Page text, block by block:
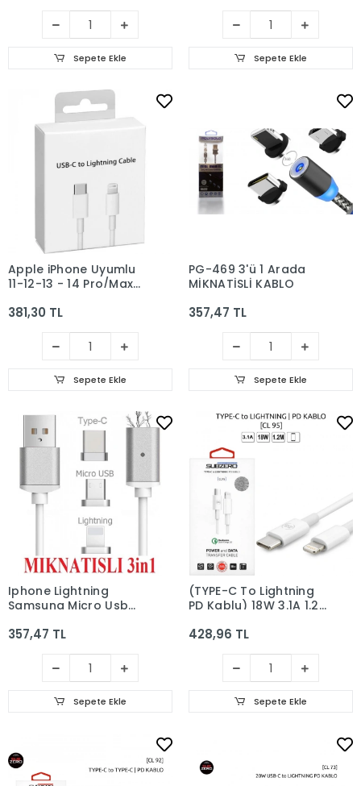
Sepete Ekle Sepete Ekle
Apple iPhone Uyumlu
11-12-13 - 14 Pro/Max
Kablosu USB C
381,30 TL
Sepete Ekle
PG-469 3'ü 1 Arada
MİKNATİSLİ KABLO
357,47 TL
Sepete Ekle
Iphone Lightning
Samsung Micro Usb
Kablosu
357,47 TL
Sepete Ekle
(TYPE-C To Lightning
PD Kablu) 18W 3.1A 1.2
428,96 TL
Sepete Ekle